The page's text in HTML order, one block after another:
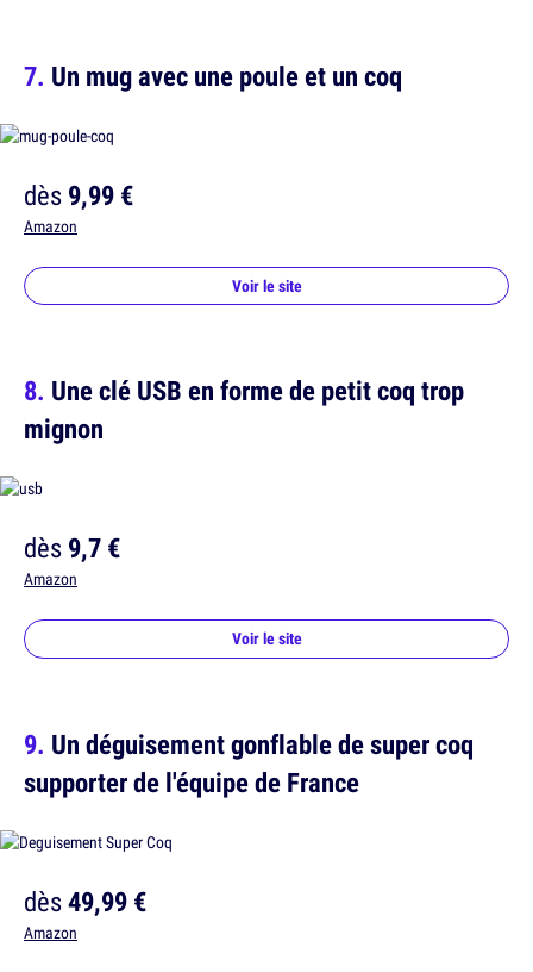
Un mug avec une poule et un coq
dès9,99 €
Amazon
Voir le site
Une clé USB en forme de petit coq trop
mignon
dès9,7 €
Amazon
Voir le site
Un déguisement gonflable de super coq
supporter de l'équipe de France
dès49,99 €
Amazon